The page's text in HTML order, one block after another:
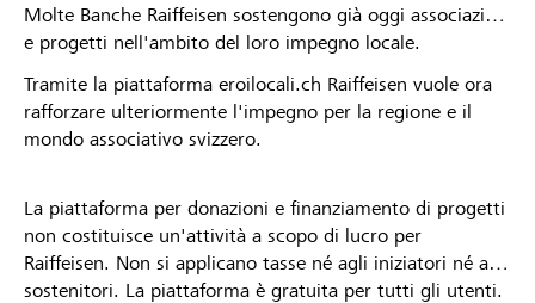
Molte Banche Raiffeisen sostengono già oggi associazioni
e progetti nell'ambito del loro impegno locale.
Tramite la piattaforma eroilocali.ch Raiffeisen vuole ora
rafforzare ulteriormente l'impegno per la regione e il
mondo associativo svizzero.
La piattaforma per donazioni e finanziamento di progetti
non costituisce un'attività a scopo di lucro per
Raiffeisen. Non si applicano tasse né agli iniziatori né ai
sostenitori. La piattaforma è gratuita per tutti gli utenti.